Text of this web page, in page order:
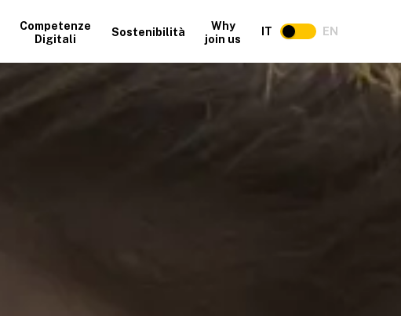
Competenze
Digitali
Sostenibilità
Why
join us
IT EN